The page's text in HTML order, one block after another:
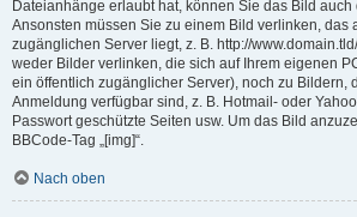
Dateianhänge erlaubt hat, können Sie das Bild
Ansonsten müssen Sie zu einem Bild verlinken, das
zugänglichen Server liegt, z. B. http://
weder Bilder verlinken, die sich auf Ihrem eigenen
ein öffentlich zugänglicher Server), noch zu Bildern,
Anmeldung verfügbar sind, z. B. Hotmail- oder
Passwort geschützte Seiten usw. Um das Bild
BBCode-Tag „[img]“.
Nach oben